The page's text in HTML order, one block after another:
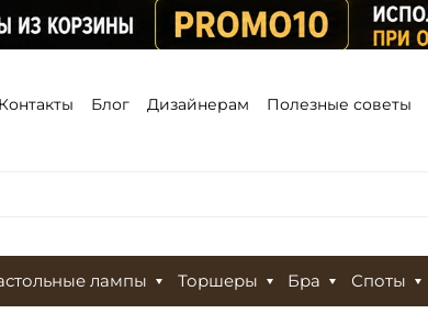
Контакты Блог Дизайнерам Полезные советы
лампы Торшеры Бра Споты